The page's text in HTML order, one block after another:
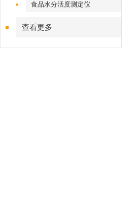
食品水分活度测定仪
查看更多